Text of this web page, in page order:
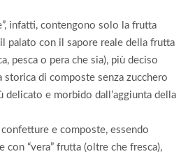
infatti, contengono solo la frutta
palato con il sapore reale della frutta
pesca o pera che sia), più deciso
di composte senza zucchero
e morbido dall’aggiunta della
e composte, essendo
con “vera” frutta (oltre che fresca),